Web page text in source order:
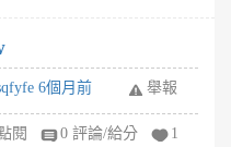
6個月前 舉報
閱 0 評論/給分 1